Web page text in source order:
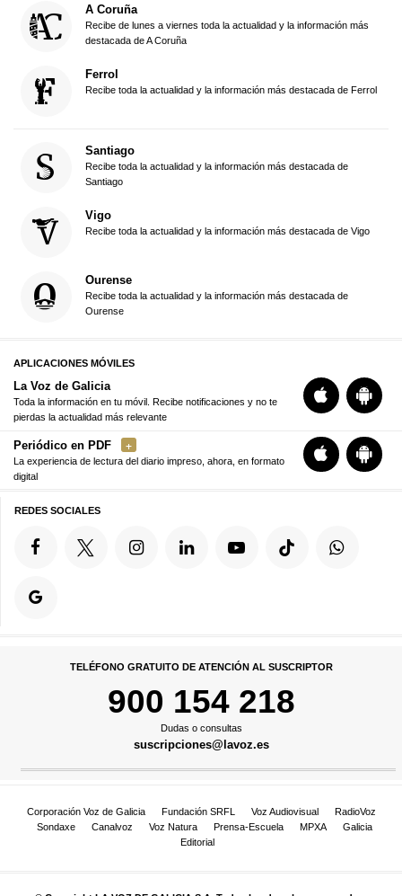
A Coruña
Recibe de lunes a viernes toda la actualidad y la información más
destacada de A Coruña
Ferrol
Recibe toda la actualidad y la información más destacada de Ferrol
Santiago
Recibe toda la actualidad y la información más destacada de
Santiago
Vigo
Recibe toda la actualidad y la información más destacada de Vigo
Ourense
Recibe toda la actualidad y la información más destacada de
Ourense
APLICACIONES MÓVILES
La Voz de Galicia
Toda la información en tu móvil. Recibe notificaciones y no te
pierdas la actualidad más relevante
Periódico en PDF
La experiencia de lectura del diario impreso, ahora, en formato
digital
REDES SOCIALES
TELÉFONO GRATUITO DE ATENCIÓN AL SUSCRIPTOR
900 154 218
Dudas o consultas
suscripciones@lavoz.es
Corporación Voz de Galicia Fundación SRFL Voz Audiovisual
RadioVoz
Sondaxe
Canalvoz Voz Natura Prensa-Escuela MPXA
Galicia
Editorial